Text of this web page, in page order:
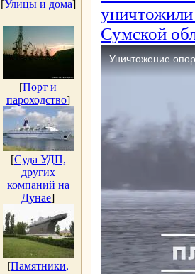
[Улицы и дома]
[Порт и
пароходство]
[Суда УДП,
других
компаний на
Дунае]
[Памятники,
Сумской